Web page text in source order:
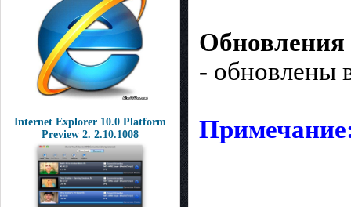
Internet Explorer 10.0 Platform
Preview 2. 2.10.1008
Обновления
- обновлены